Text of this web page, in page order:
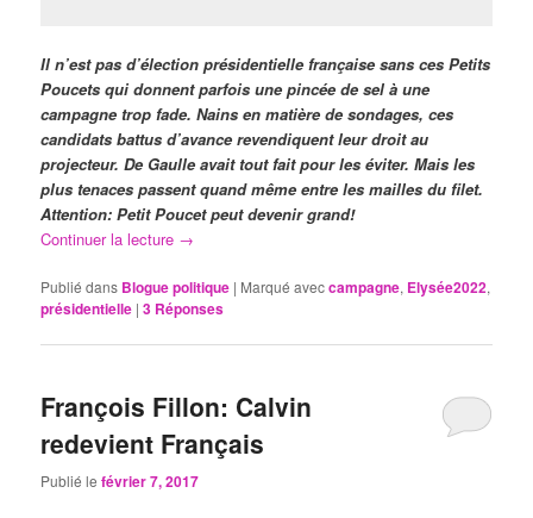
Il n’est pas d’élection présidentielle française sans ces Petits
Poucets qui donnent parfois une pincée de sel à une
campagne trop fade. Nains en matière de sondages, ces
candidats battus d’avance revendiquent leur droit au
projecteur. De Gaulle avait tout fait pour les éviter. Mais les
plus tenaces passent quand même entre les mailles du filet.
Attention: Petit Poucet peut devenir grand!
Continuer la lecture →
Publié dans Blogue politique | Marqué aveccampagne, Elysée2022,
présidentielle |3 Réponses
François Fillon: Calvin
redevient Français
Publié lefévrier 7, 2017